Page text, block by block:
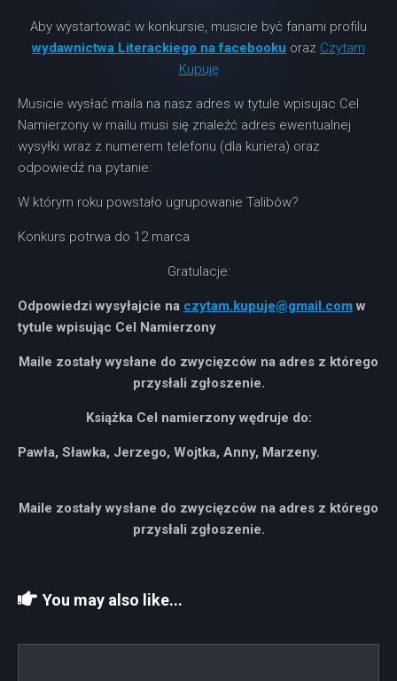
Aby wystartować w konkursie, musicie być fanami profilu
wydawnictwa Literackiego na facebooku oraz Czytam
Kupuję
Musicie wysłać maila na nasz adres w tytule wpisujac Cel
Namierzony w mailu musi się znaleźć adres ewentualnej
wysyłki wraz z numerem telefonu (dla kuriera) oraz
odpowiedź na pytanie:
W którym roku powstało ugrupowanie Talibów?
Konkurs potrwa do 12 marca
Gratulacje:
Odpowiedzi wysyłajcie na czytam.kupuje@gmail.com w
tytule wpisując Cel Namierzony
Maile zostały wysłane do zwycięzców na adres z którego
przysłali zgłoszenie.
Książka Cel namierzony wędruje do:
Pawła, Sławka, Jerzego, Wojtka, Anny, Marzeny.
Maile zostały wysłane do zwycięzców na adres z którego
przysłali zgłoszenie.
You may also like...